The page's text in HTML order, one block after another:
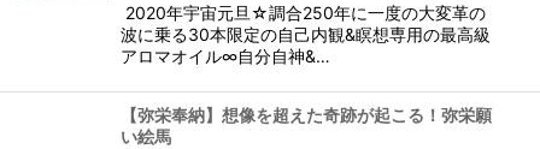
2020年宇宙元旦☆調合250年に一度の大変革の
波に乗る30本限定の自己内観&瞑想専用の最高級
アロマオイル∞自分自神&…
【弥栄奉納】想像を超えた奇跡が起こる！弥栄願
い絵馬